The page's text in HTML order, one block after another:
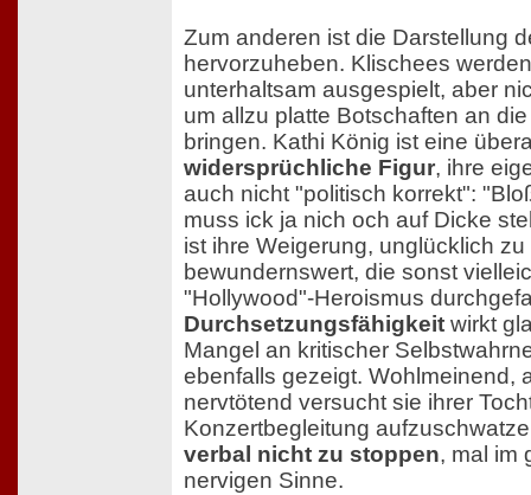
Zum anderen ist die Darstellung
hervorzuheben. Klischees
unterhaltsam ausgespielt, aber
um allzu platte Botschaften an
bringen. Kathi König ist eine
widersprüchliche Figur, ihre
auch nicht "politisch korrekt":
muss ick ja nich och auf Dicke
ist ihre Weigerung, unglücklich zu
bewundernswert, die sonst
"Hollywood"-Heroismus
Durchsetzungsfähigkeit wirkt
Mangel an kritischer
ebenfalls gezeigt. Wohlmeinend,
nervtötend versucht sie ihrer
Konzertbegleitung
verbal nicht zu stoppen, mal im
nervigen Sinne.